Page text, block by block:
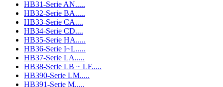
HB31-Serie AN.....
HB32-Serie BA.....
HB33-Serie CA....
HB34-Serie CD....
HB35-Serie HA.....
HB36-Serie I~L.....
HB37-Serie LA.....
HB38-Serie LB ~ LF.....
HB390-Serie LM.....
HB391-Serie M.....